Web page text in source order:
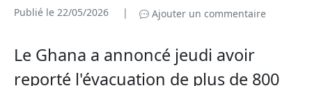
Publié le 22/05/2026 | Ajouter un commentaire
Le Ghana a annoncé jeudi avoir
reporté l'évacuation de plus de 800